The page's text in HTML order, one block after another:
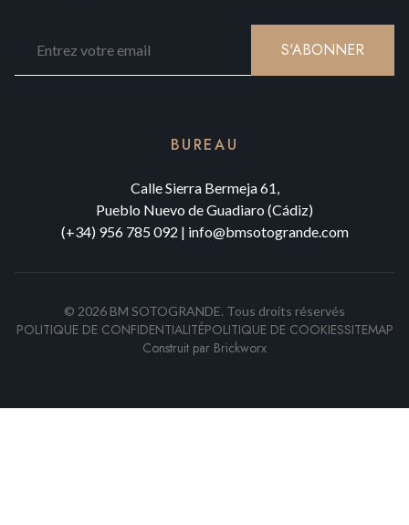
S'ABONNER
BUREAU
Calle Sierra Bermeja 61,
Pueblo Nuevo de Guadiaro (Cádiz)
(+34) 956 785 092 | info@bmsotogrande.com
© 2026 BM SOTOGRANDE. Tous droits réservés
POLITIQUE DE CONFIDENTIALITÉPOLITIQUE DE COOKIESSITEMAP
Construit par Brickworx